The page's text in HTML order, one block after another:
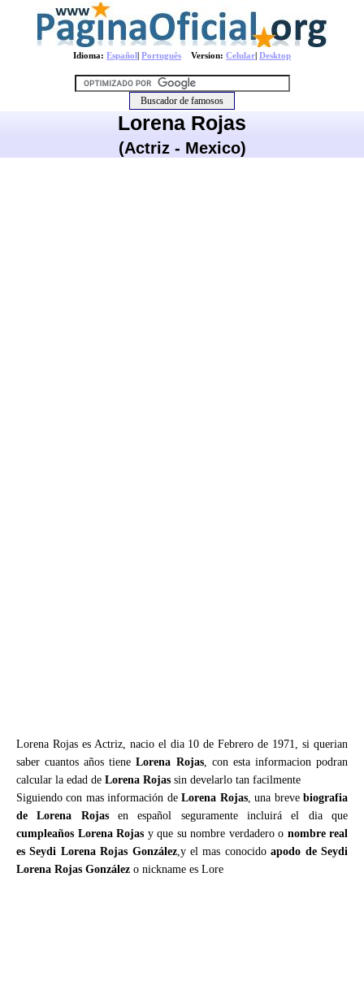
Idioma: Español| Português Version: Celular| Desktop
Lorena Rojas
(Actriz - Mexico)
Lorena Rojas es Actriz, nacio el dia 10 de Febrero de 1971, si querian
saber cuantos años tieneLorena Rojas, con esta informacion podran
calcular la edad de Lorena Rojas sin develarlo tan facilmente
Siguiendo con mas información deLorena Rojas, una brevebiografia
de Lorena Rojasen español seguramente incluirá el dia que
cumpleaños Lorena Rojas y que su nombre verdadero o nombre real
es Seydi Lorena Rojas González,y el mas conocidoapodo de Seydi
Lorena Rojas González o nickname es Lore